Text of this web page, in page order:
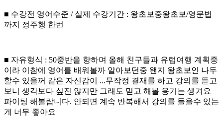
■ 수강전 영어수준 / 실제 수강기간 : 왕초보중왕초보/영문법
까지 정주행 한번
■ 자유형식 : 50중반을 향하며 올해 친구들과 유럽여행 계획중
이라 이참에 영어를 배워볼까 알아보던중 왠지 왕초보인 나두
할수 있을꺼 같은 자신감이 ...무작정 결재를 하고 강의를 듣고
보니 생각보다 싶진 않지만 그래도 믿고 해볼 용기는 생겨요
파이팅 해볼랍니다. 안되면 계속 반복해서 강의를 들을수 있는
게 너무 좋아요